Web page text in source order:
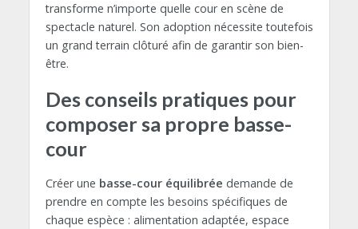
transforme n’importe quelle cour en scène de
spectacle naturel. Son adoption nécessite toutefois
un grand terrain clôturé afin de garantir son bien-
être.
Des conseils pratiques pour
composer sa propre basse-
cour
Créer une basse-cour équilibrée demande de
prendre en compte les besoins spécifiques de
chaque espèce : alimentation adaptée, espace